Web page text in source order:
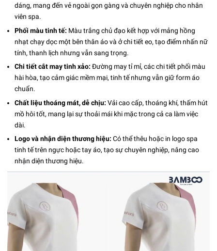
dáng, mang đến vẻ ngoài gọn gàng và chuyên nghiệp cho nhân
viên spa.
Phối màu tinh tế: Màu trắng chủ đạo kết hợp với mảng hồng
nhạt chạy dọc một bên thân áo và ở chi tiết eo, tạo điểm nhấn nữ
tính, thanh lịch nhưng vẫn sang trọng.
Chi tiết cắt may tinh xảo: Đường may tỉ mỉ, các chi tiết phối màu
hài hòa, tạo cảm giác mềm mại, tinh tế nhưng vẫn giữ form áo
chuẩn.
Chất liệu thoáng mát, dễ chịu: Vải cao cấp, thoáng khí, thấm hút
mồ hôi tốt, mang lại sự thoải mái khi mặc trong cả ca làm việc
dài.
Logo và nhận diện thương hiệu: Có thể thêu hoặc in logo spa
tinh tế trên ngực hoặc tay áo, tạo sự chuyên nghiệp, nâng cao
nhận diện thương hiệu.